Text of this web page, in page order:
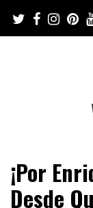
content
¡Por
Desde